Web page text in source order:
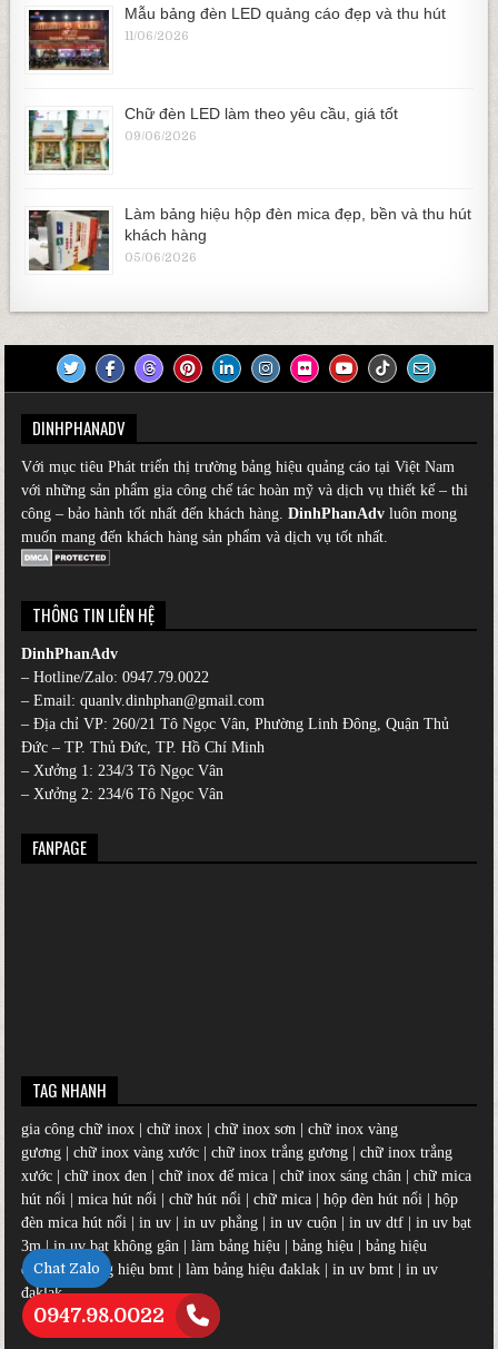
Chat Zalo
0947.98.0022
Mẫu bảng đèn LED quảng cáo đẹp và thu hút
11/06/2026
Chữ đèn LED làm theo yêu cầu, giá tốt
09/06/2026
Làm bảng hiệu hộp đèn mica đẹp, bền và thu hút
khách hàng
05/06/2026
DINHPHANADV
Với mục tiêu Phát triển thị trường bảng hiệu quảng cáo tại Việt Nam
với những sản phẩm gia công chế tác hoàn mỹ và dịch vụ thiết kế – thi
công – bảo hành tốt nhất đến khách hàng.DinhPhanAdv luôn mong
muốn mang đến khách hàng sản phẩm và dịch vụ tốt nhất.
THÔNG TIN LIÊN HỆ
DinhPhanAdv
– Hotline/Zalo:0947.79.0022
– Email: quanlv.dinhphan@gmail.com
– Địa chỉ VP: 260/21 Tô Ngọc Vân, Phường Linh Đông, Quận Thủ
Đức – TP. Thủ Đức, TP. Hồ Chí Minh
– Xưởng 1: 234/3 Tô Ngọc Vân
– Xưởng 2: 234/6 Tô Ngọc Vân
FANPAGE
TAG NHANH
gia công chữ inox |chữ inox |chữ inox sơn |chữ inox vàng
gương |chữ inox vàng xước |chữ inox trắng gương |chữ inox trắng
xước |chữ inox đen |chữ inox đế mica |chữ inox sáng chân |chữ mica
hút nổi |mica hút nổi |chữ hút nổi |chữ mica |hộp đèn hút nổi |hộp
đèn mica hút nổi |in uv |in uv phẳng |in uv cuộn |in uv dtf |in uv bạt
3m|in uv bạt không gân |làm bảng hiệu |bảng hiệu |bảng hiệu
đẹp|làm bảng hiệu bmt |làm bảng hiệu đaklak |in uv bmt |in uv
đaklak